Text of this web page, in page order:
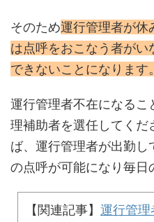
そのため運行管理者が休
は点呼をおこなう者が
できないことになります。
運行管理者不在になるこ
理補助者を選任してく
ば、運行管理者が出勤
の点呼が可能になり毎日
【関連記事】 運行管理